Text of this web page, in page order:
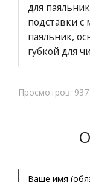
для
подставки с
паяльник,
губкой для
Просмотров: 937